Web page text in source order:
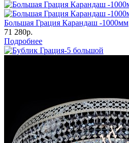
Большая Грация Карандаш -1000мм
71 280р.
Подробнее